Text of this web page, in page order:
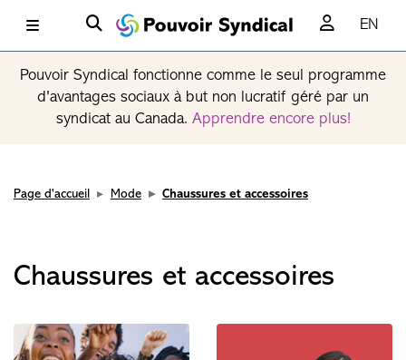
EN
Pouvoir Syndical fonctionne comme le seul programme
d'avantages sociaux à but non lucratif géré par un
syndicat au Canada. Apprendre encore plus!
Page d'accueil Mode Chaussures et accessoires
Chaussures et accessoires